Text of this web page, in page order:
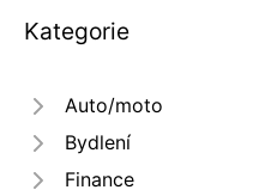
Kategorie
Auto/moto
Bydlení
Finance